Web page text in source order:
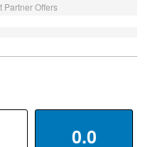
Partner Offers
0.0